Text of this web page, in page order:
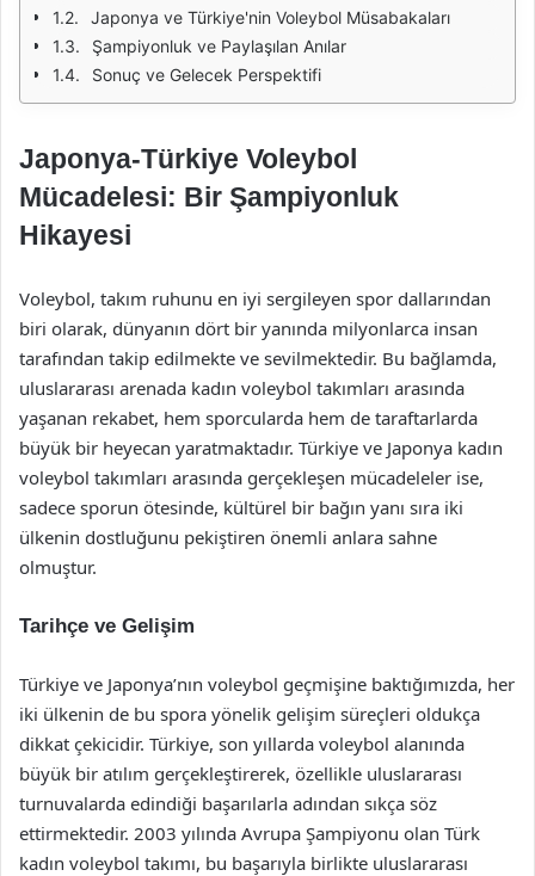
Japonya ve Türkiye'nin Voleybol Müsabakaları
Şampiyonluk ve Paylaşılan Anılar
Sonuç ve Gelecek Perspektifi
Japonya-Türkiye Voleybol
Mücadelesi: Bir Şampiyonluk
Hikayesi
Voleybol, takım ruhunu en iyi sergileyen spor dallarından
biri olarak, dünyanın dört bir yanında milyonlarca insan
tarafından takip edilmekte ve sevilmektedir. Bu bağlamda,
uluslararası arenada kadın voleybol takımları arasında
yaşanan rekabet, hem sporcularda hem de taraftarlarda
büyük bir heyecan yaratmaktadır. Türkiye ve Japonya kadın
voleybol takımları arasında gerçekleşen mücadeleler ise,
sadece sporun ötesinde, kültürel bir bağın yanı sıra iki
ülkenin dostluğunu pekiştiren önemli anlara sahne
olmuştur.
Tarihçe ve Gelişim
Türkiye ve Japonya’nın voleybol geçmişine baktığımızda, her
iki ülkenin de bu spora yönelik gelişim süreçleri oldukça
dikkat çekicidir. Türkiye, son yıllarda voleybol alanında
büyük bir atılım gerçekleştirerek, özellikle uluslararası
turnuvalarda edindiği başarılarla adından sıkça söz
ettirmektedir. 2003 yılında Avrupa Şampiyonu olan Türk
kadın voleybol takımı, bu başarıyla birlikte uluslararası